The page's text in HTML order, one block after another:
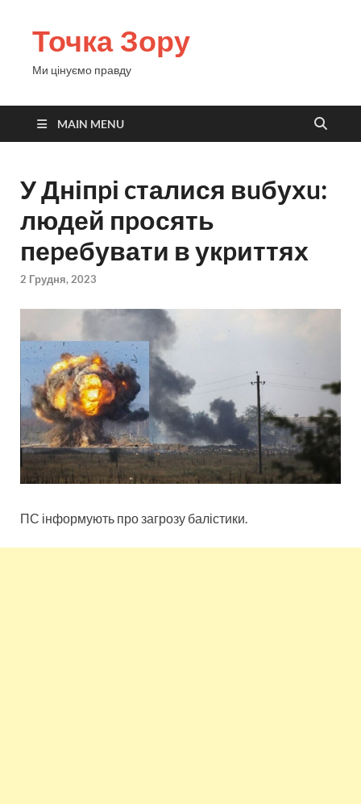
Точка Зору
Ми цінуємо правду
MAIN MENU
У Дніпpі cталися вuбухu:
людей пpосять
пеpебувати в укpиттях
2 Грудня, 2023
ПС інформують про загрозу балістики.